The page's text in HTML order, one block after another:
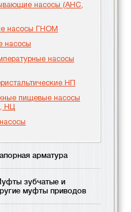
насосы (АНС,
насосы ГНОМ
насосы
насосы
НП
пищевые насосы
НЦ
арматура
зубчатые и
муфты приводов